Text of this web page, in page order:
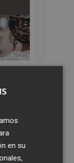
en un referente
Gerard
en su